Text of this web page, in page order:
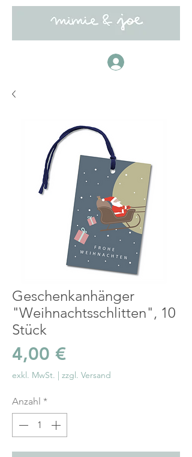
Geschenkanhänger
"Weihnachtsschlitten", 10
Stück
4,00 €Preis
exkl. MwSt. | zzgl. Versand
Anzahl *